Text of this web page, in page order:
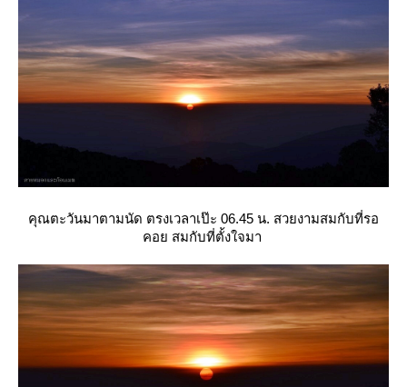
คุณตะวันมาตามนัด ตรงเวลาเป๊ะ 06.45 น. สวยงามสมกับที่รอ
คอย สมกับที่ตั้งใจมา